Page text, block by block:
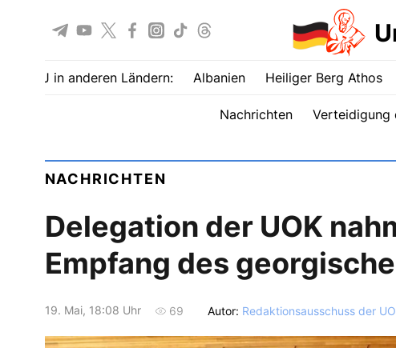
UOJ in anderen Ländern: Albanien Heiliger Berg Athos
Nachrichten Verteidigung
NACHRICHTEN
Delegation der UOK
Empfang des
19. Mai, 18:08 Uhr 69 Autor: Redaktionsausschuss der